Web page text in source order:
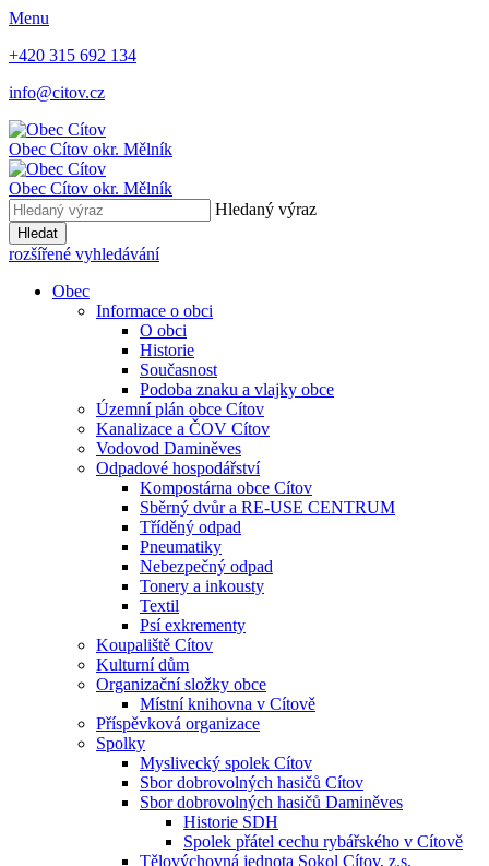
Menu
+420 315 692 134
info@citov.cz
Obec Cítov okr. Mělník
Obec Cítov okr. Mělník
Hledaný výraz
Hledat
rozšířené vyhledávání
Obec
Informace o obci
O obci
Historie
Současnost
Podoba znaku a vlajky obce
Územní plán obce Cítov
Kanalizace a ČOV Cítov
Vodovod Daminěves
Odpadové hospodářství
Kompostárna obce Cítov
Sběrný dvůr a RE-USE CENTRUM
Tříděný odpad
Pneumatiky
Nebezpečný odpad
Tonery a inkousty
Textil
Psí exkrementy
Koupaliště Cítov
Kulturní dům
Organizační složky obce
Místní knihovna v Cítově
Příspěvková organizace
Spolky
Myslivecký spolek Cítov
Sbor dobrovolných hasičů Cítov
Sbor dobrovolných hasičů Daminěves
Historie SDH
Spolek přátel cechu rybářského v Cítově
Tělovýchovná jednota Sokol Cítov, z.s.